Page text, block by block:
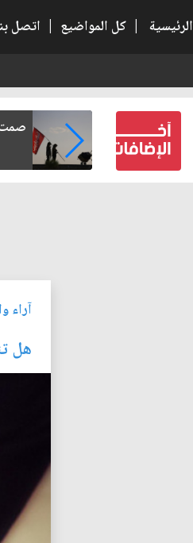
الرئيسية | كل المواضيع | اتصل
كيف
وتتراجع
صمت
آراء
هل